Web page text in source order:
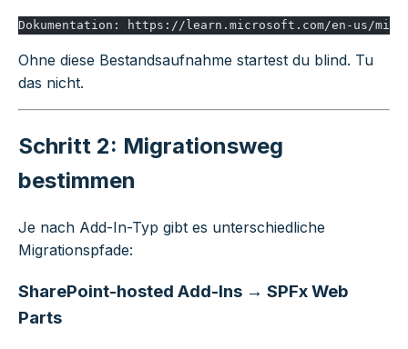
Dokumentation: https://learn.microsoft.com/en-us/
Ohne diese Bestandsaufnahme startest du blind. Tu
das nicht.
Schritt 2: Migrationsweg
bestimmen
Je nach Add-In-Typ gibt es unterschiedliche
Migrationspfade:
SharePoint-hosted Add-Ins → SPFx Web
Parts